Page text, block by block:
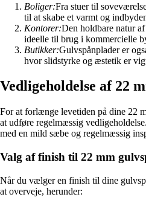
Boliger:Fra stuer til
til at skabe et varmt og
Kontorer:Den holdbare natur
ideelle til brug i kommercielle
Butikker:Gulvspånplader er
hvor slidstyrke og æstetik er
Vedligeholdelse af 22
For at forlænge levetiden på dine 22
at udføre regelmæssig
med en mild sæbe og regelmæssig
Valg af finish til 22 mm
Når du vælger en finish til dine
at overveje, herunder: